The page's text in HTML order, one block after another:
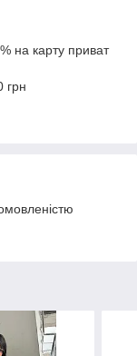
на карту приват
грн